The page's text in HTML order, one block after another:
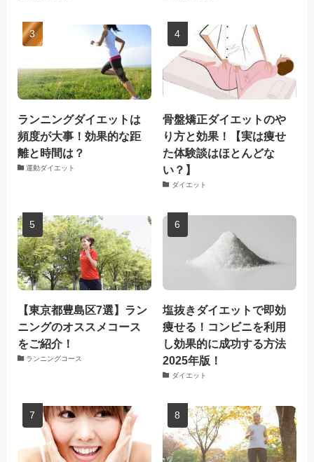
ランニングダイエットは
頻度が大事！効果的な距
離と時間は？
運動ダイエット
骨盤矯正ダイエットのや
り方と効果！【実は痩せ
た体験談はほとんどな
い？】
ダイエット
【東京都豊島区7選】ラン
ニングのオススメコース
をご紹介！
ランニングコース
塩抜きダイエットで即効
痩せる！コンビニを利用
し効果的に成功する方法
2025年版！
ダイエット